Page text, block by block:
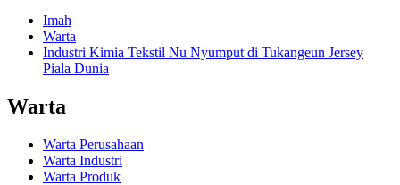
Imah
Warta
Industri Kimia Tekstil Nu Nyumput di Tukangeun Jersey
Piala Dunia
Warta
Warta Perusahaan
Warta Industri
Warta Produk